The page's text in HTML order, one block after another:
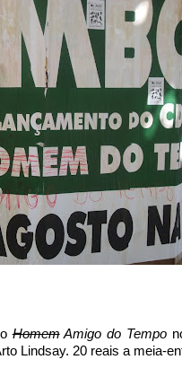
HomemAmigo do Tempo
Lindsay. 20 reais a meia-